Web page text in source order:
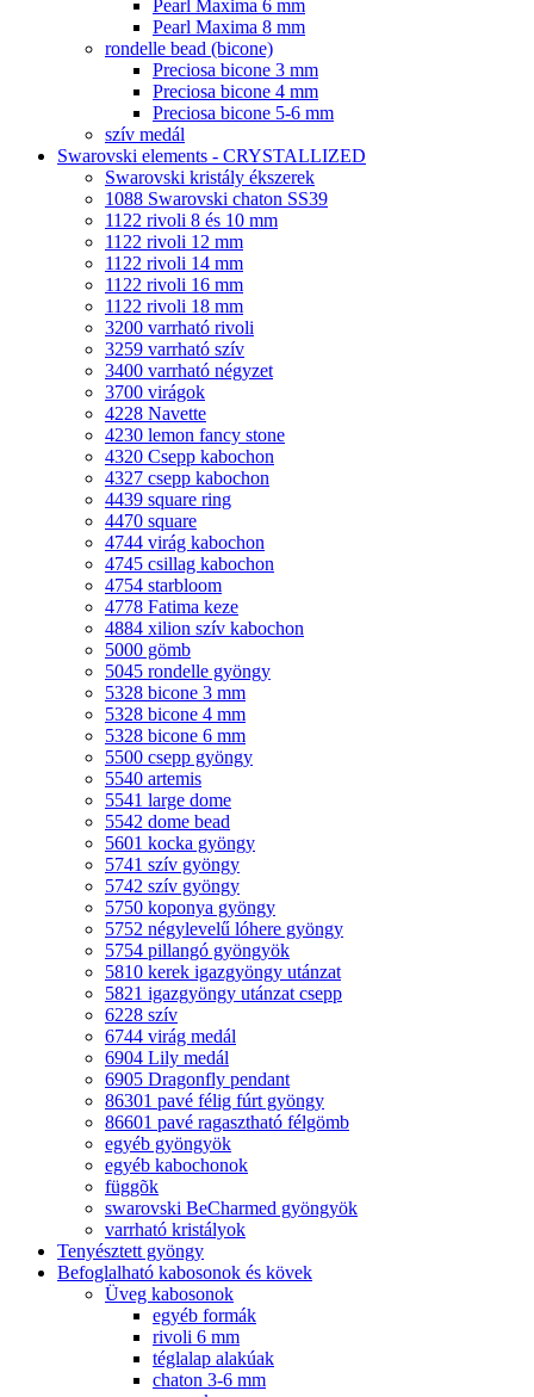
Pearl Maxima 6 mm
Pearl Maxima 8 mm
rondelle bead (bicone)
Preciosa bicone 3 mm
Preciosa bicone 4 mm
Preciosa bicone 5-6 mm
szív medál
Swarovski elements - CRYSTALLIZED
Swarovski kristály ékszerek
1088 Swarovski chaton SS39
1122 rivoli 8 és 10 mm
1122 rivoli 12 mm
1122 rivoli 14 mm
1122 rivoli 16 mm
1122 rivoli 18 mm
3200 varrható rivoli
3259 varrható szív
3400 varrható négyzet
3700 virágok
4228 Navette
4230 lemon fancy stone
4320 Csepp kabochon
4327 csepp kabochon
4439 square ring
4470 square
4744 virág kabochon
4745 csillag kabochon
4754 starbloom
4778 Fatima keze
4884 xilion szív kabochon
5000 gömb
5045 rondelle gyöngy
5328 bicone 3 mm
5328 bicone 4 mm
5328 bicone 6 mm
5500 csepp gyöngy
5540 artemis
5541 large dome
5542 dome bead
5601 kocka gyöngy
5741 szív gyöngy
5742 szív gyöngy
5750 koponya gyöngy
5752 négylevelű lóhere gyöngy
5754 pillangó gyöngyök
5810 kerek igazgyöngy utánzat
5821 igazgyöngy utánzat csepp
6228 szív
6744 virág medál
6904 Lily medál
6905 Dragonfly pendant
86301 pavé félig fúrt gyöngy
86601 pavé ragasztható félgömb
egyéb gyöngyök
egyéb kabochonok
függõk
swarovski BeCharmed gyöngyök
varrható kristályok
Tenyésztett gyöngy
Befoglalható kabosonok és kövek
Üveg kabosonok
egyéb formák
rivoli 6 mm
téglalap alakúak
chaton 3-6 mm